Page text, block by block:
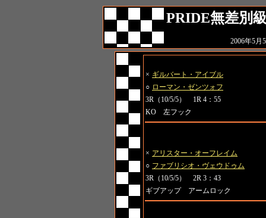
PRIDE無差別
2006年5
× ギルバート・アイブル
○ ローマン・ゼンツォフ
3R（10/5/5） 1R 4：55
KO 左フック
× アリスター・オーフレイム
○ ファブリシオ・ヴェウドゥム
3R（10/5/5） 2R 3：43
ギブアップ アームロック